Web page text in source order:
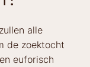
alle
de zoektocht
euforisch